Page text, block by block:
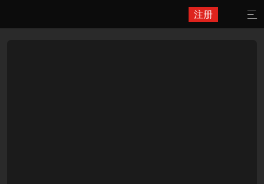
注册 